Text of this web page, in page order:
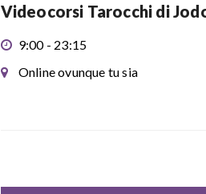
Videocorsi Tarocchi di
9:00 - 23:15
Online ovunque tu sia